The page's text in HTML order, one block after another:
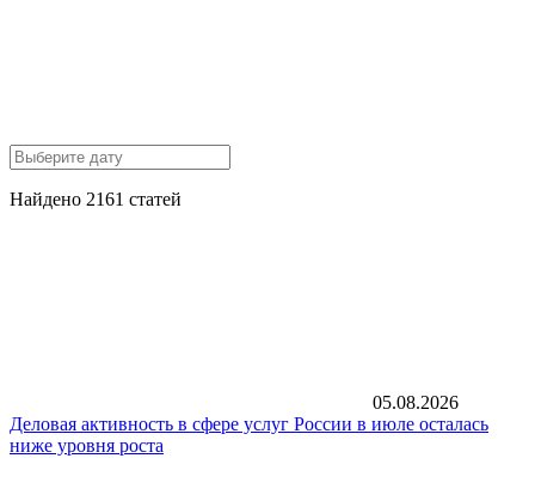
Найдено 2161 статей
05.08.2026
Деловая активность в сфере услуг России в июле осталась
ниже уровня роста